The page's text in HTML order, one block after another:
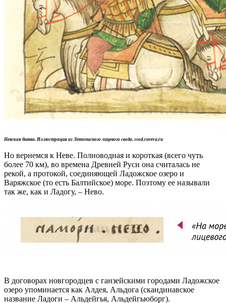
Невская битва. Иллюстрация из Летописного лицевого свода. svod.ruvera.ru
Но вернемся к Неве. Полноводная и короткая (всего чуть
более 70 км), во времена Древней Руси она считалась не
рекой, а протокой, соединяющей Ладожское озеро и
Варяжское (то есть Балтийское) море. Поэтому ее называли
так же, как и Ладогу, – Нево.
В договорах новгородцев с ганзейскими городами Ладожское
озеро упоминается как Алдея, Альдога (скандинавское
название Ладоги – Альдейгья, Альдейгьюборг).